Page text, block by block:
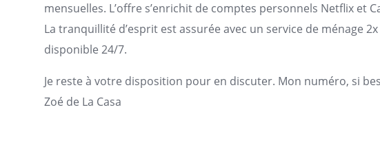
mensuelles. L’offre s’enrichit de comptes personnels Netflix et
La tranquillité d’esprit est assurée avec un service de ménage
disponible 24/7.
Je reste à votre disposition pour en discuter. Mon numéro, si
Zoé de La Casa